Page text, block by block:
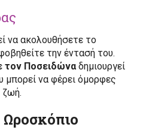
να ακολουθήσετε το
την έντασή του.
τον Ποσειδώναδημιουργεί
μπορεί να φέρει όμορφες
ζωή.